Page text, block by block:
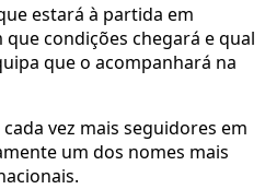
estará à partida em
que condições chegará e qual
que o acompanhará na
vez mais seguidores em
um dos nomes mais